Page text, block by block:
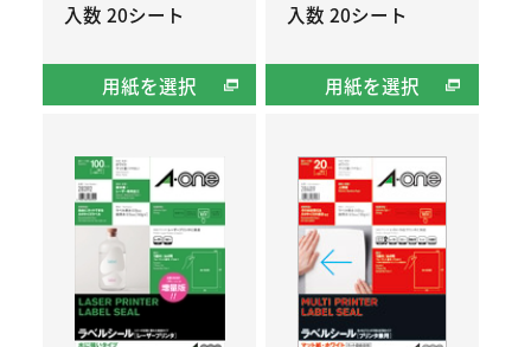
入数 20シート
用紙を選択
入数 20シート
用紙を選択